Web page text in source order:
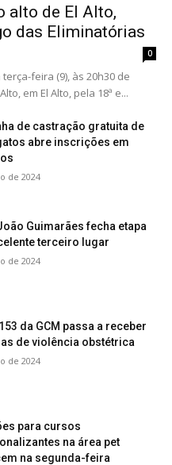
alto de El Alto,
das Eliminatórias
0
feira (9), às 20h30 de
em El Alto, pela 18ª e...
de castração gratuita de
abre inscrições em
de 2024
Guimarães fecha etapa
terceiro lugar
de 2024
da GCM passa a receber
de violência obstétrica
de 2024
para cursos
na área pet
na segunda-feira